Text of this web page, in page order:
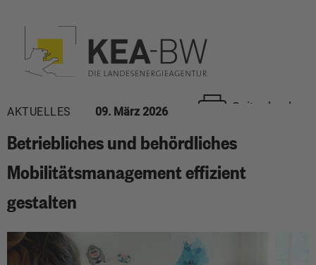
Seite drucken
AKTUELLES 09. März 2026
Betriebliches und behördliches
Mobilitätsmanagement effizient
gestalten